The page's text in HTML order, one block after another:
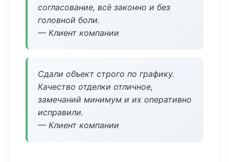
согласование, всё законно и без
головной боли.
— Клиент компании
Сдали объект строго по графику.
Качество отделки отличное,
замечаний минимум и их оперативно
исправили.
— Клиент компании